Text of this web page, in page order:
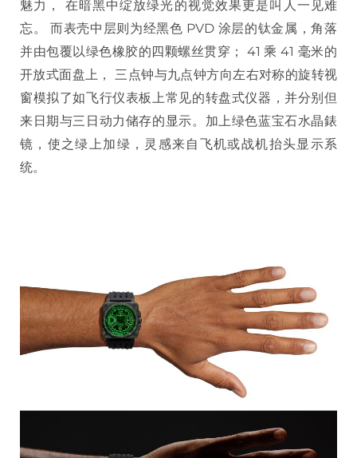
魅力， 在暗黑中绽放绿光的视觉效果更是叫人一见难
忘。 而表壳中层则为经黑色 PVD 涂层的钛金属，角落
并由包覆以绿色橡胶的四颗螺丝贯穿； 41 乘 41 毫米的
开放式面盘上， 三点钟与九点钟方向左右对称的旋转视
窗模拟了如飞行仪表板上常见的转盘式仪器，并分别但
来日期与三日动力储存的显示。加上绿色蓝宝石水晶錶
镜，使之绿上加绿，灵感来自飞机或战机抬头显示系
统。